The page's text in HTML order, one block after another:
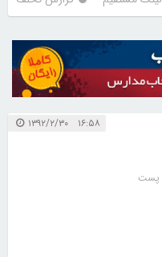
۱۶:۵۸ ۱۳۹۲/۲/۳۰